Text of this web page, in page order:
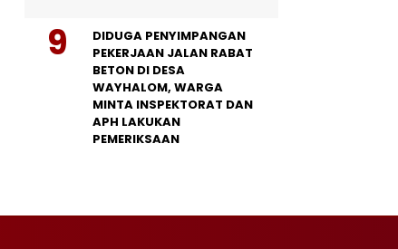
DIDUGA PENYIMPANGAN
PEKERJAAN JALAN RABAT
BETON DI DESA
WAYHALOM, WARGA
MINTA INSPEKTORAT DAN
APH LAKUKAN
PEMERIKSAAN